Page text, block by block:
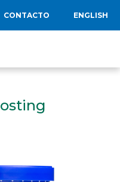
CONTACTO ENGLISH